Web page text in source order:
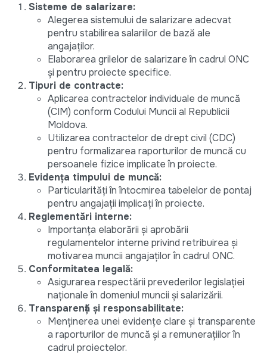
Sisteme de salarizare:
Alegerea sistemului de salarizare adecvat
pentru stabilirea salariilor de bază ale
angajaților.
Elaborarea grilelor de salarizare în cadrul ONC
și pentru proiecte specifice.
Tipuri de contracte:
Aplicarea contractelor individuale de muncă
(CIM) conform Codului Muncii al Republicii
Moldova.
Utilizarea contractelor de drept civil (CDC)
pentru formalizarea raporturilor de muncă cu
persoanele fizice implicate în proiecte.
Evidența timpului de muncă:
Particularități în întocmirea tabelelor de pontaj
pentru angajații implicați în proiecte.
Reglementări interne:
Importanța elaborării și aprobării
regulamentelor interne privind retribuirea și
motivarea muncii angajaților în cadrul ONC.
Conformitatea legală:
Asigurarea respectării prevederilor legislației
naționale în domeniul muncii și salarizării.
Transparență și responsabilitate:
Menținerea unei evidențe clare și transparente
a raporturilor de muncă și a remunerațiilor în
cadrul proiectelor.